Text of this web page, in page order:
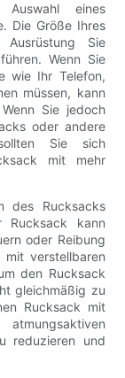
eines
Die Größe Ihres
Sie
Wenn Sie
wie Ihr Telefon,
müssen, kann
Sie jedoch
oder andere
Sie sich
mit mehr
des Rucksacks
kann
oder Reibung
verstellbaren
den Rucksack
gleichmäßig zu
Rucksack mit
reduzieren und